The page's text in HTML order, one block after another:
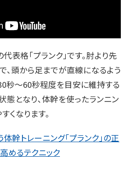
表格「プランク」です。肘より先
、頭から足までが直線になるよう
秒～60秒程度を目安に維持する
態となり、体幹を使ったランニン
くなります。
幹トレーニング「プランク」の正
めるテクニック